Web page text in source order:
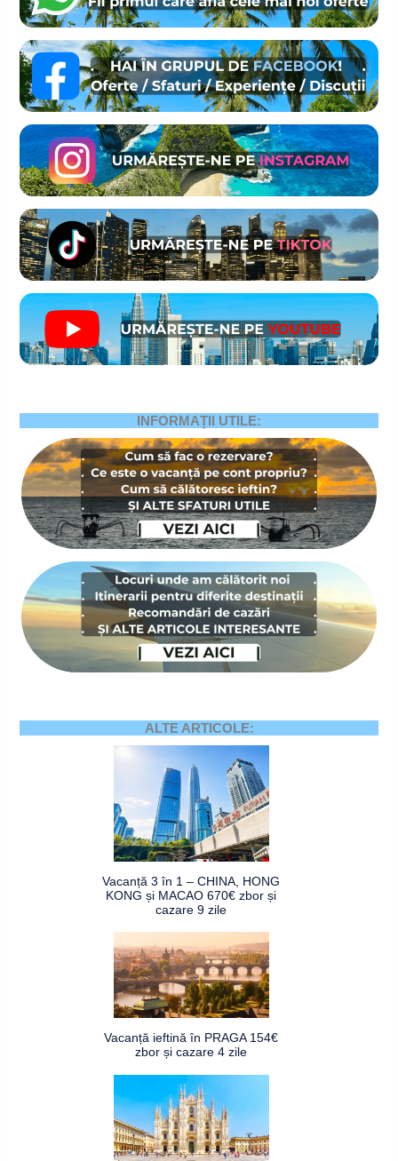
INFORMAȚII UTILE:
ALTE ARTICOLE:
Vacanță 3 în 1 – CHINA, HONG
KONG și MACAO 670€ zbor și
cazare 9 zile
Vacanță ieftină în PRAGA 154€
zbor și cazare 4 zile